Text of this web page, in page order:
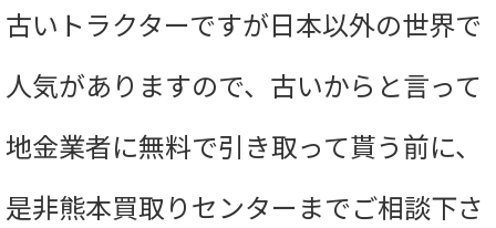
古いトラクターですが日本以外の世界で
人気がありますので、古いからと言って
地金業者に無料で引き取って貰う前に、
是非熊本買取りセンターまでご相談下さ